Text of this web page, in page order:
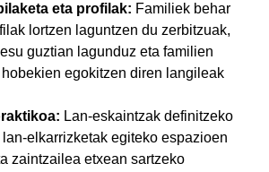
eta profilak: Familiek behar
lortzen laguntzen du zerbitzuak,
guztian lagunduz eta familien
hobekien egokitzen diren langileak
Lan-eskaintzak definitzeko
elkarrizketak egiteko espazioen
zaintzailea etxean sartzeko